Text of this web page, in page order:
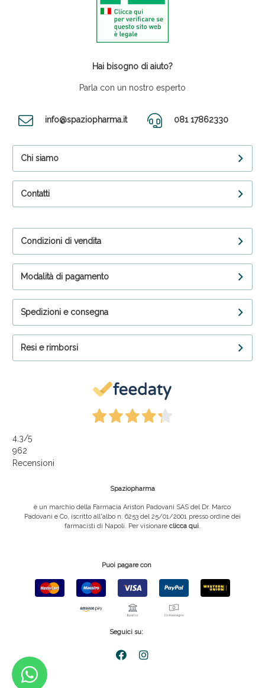
Hai bisogno di aiuto?
Parla con un nostro esperto
info@spaziopharma.it 081 17862330
Chi siamo
Contatti
Condizioni di vendita
Modalità di pagamento
Spedizioni e consegna
Resi e rimborsi
4,3/5
962
Recensioni
Spaziopharma
è un marchio della Farmacia Ariston Padovani SAS del Dr. Marco
Padovani e Co, iscritto all'albo n. 6253 del 25/01/2001 presso ordine dei
farmacisti di Napoli. Per visionare clicca qui.
Puoi pagare con
Seguici su: